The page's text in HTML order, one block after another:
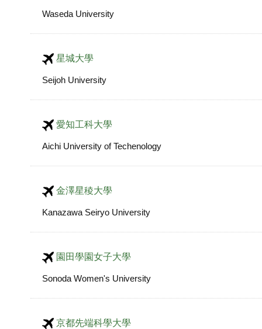
Waseda University
星城大學
Seijoh University
愛知工科大學
Aichi University of Techenology
金澤星稜大學
Kanazawa Seiryo University
園田學園女子大學
Sonoda Women's University
京都先端科學大學